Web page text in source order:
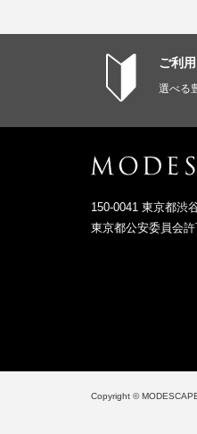
ご利
選べる
150-0041 東京都渋
東京都公安委員会
Copyright ©